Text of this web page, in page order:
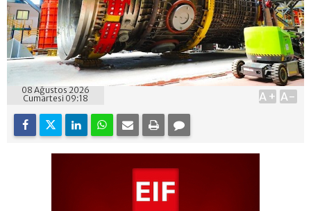
08 Ağustos 2026
Cumartesi 09:18
A+ A-